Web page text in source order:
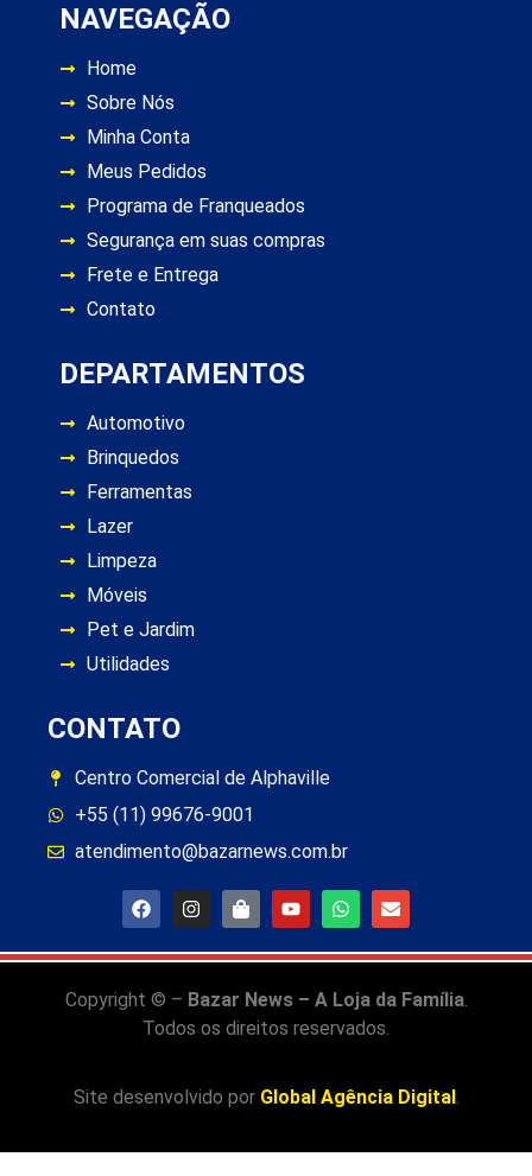
NAVEGAÇÃO
Home
Sobre Nós
Minha Conta
Meus Pedidos
Programa de Franqueados
Segurança em suas compras
Frete e Entrega
Contato
DEPARTAMENTOS
Automotivo
Brinquedos
Ferramentas
Lazer
Limpeza
Móveis
Pet e Jardim
Utilidades
CONTATO
Centro Comercial de Alphaville
+55 (11) 99676-9001
atendimento@bazarnews.com.br
Copyright © – Bazar News – A Loja da Família.
Todos os direitos reservados.
Site desenvolvido por Global Agência Digital.